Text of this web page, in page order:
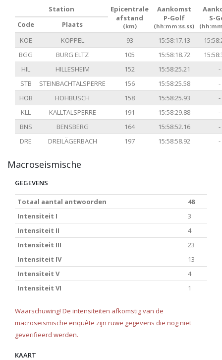
Station
Epicentrale
afstand
(km)
Aankomst
P-Golf
(hh:mm:ss.ss)
S-
Code
Plaats
KOE
KÖPPEL 93 15:58:17.13
BGG
BURG ELTZ 105 15:58:18.72
HIL
HILLESHEIM 152 15:58:25.21
-
STB
STEINBACHTALSPERRE 156 15:58:25.58
-
HOB
HOHBUSCH 158 15:58:25.93
-
KLL
KALLTALSPERRE 191 15:58:29.88
-
BNS
BENSBERG 164 15:58:52.16
-
DRE
DREILÄGERBACH 197 15:58:58.92 -
Macroseismische
GEGEVENS
Totaal aantal antwoorden
48
Intensiteit I
3
Intensiteit II
4
Intensiteit III
23
Intensiteit IV
13
Intensiteit V
4
Intensiteit VI
1
Waarschuwing! De intensiteiten afkomstig van de
macroseismische enquête zijn ruwe gegevens die nog niet
geverifieerd werden.
KAART